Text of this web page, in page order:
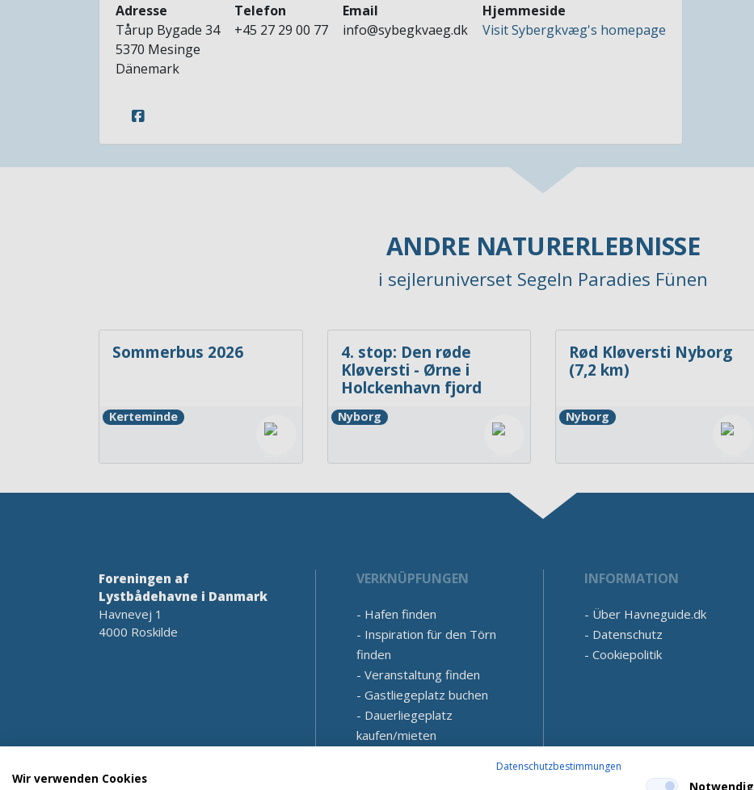
Adresse
Tårup Bygade 34
5370 Mesinge
Dänemark
Telefon
+45 27 29 00 77
Email
info@sybegkvaeg.dk
Hjemmeside
Visit Sybergkvæg's homepage
ANDRE NATURERLEBNISSE
i sejleruniverset Segeln Paradies Fünen
Sommerbus 2026
Kerteminde
4. stop: Den røde
Kløversti - Ørne i
Holckenhavn fjord
Nyborg
Rød Kløversti Nyborg
(7,2 km)
Nyborg
Foreningen af
Lystbådehavne i Danmark
Havnevej 1
4000 Roskilde
VERKNÜPFUNGEN
Hafen finden
Inspiration für den Törn
finden
Veranstaltung finden
Gastliegeplatz buchen
Dauerliegeplatz
kaufen/mieten
INFORMATION
Über Havneguide.dk
Datenschutz
Cookiepolitik
Datenschutzbestimmungen
Wir verwenden Cookies Notwendig